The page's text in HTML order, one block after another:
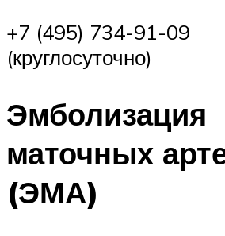
+7 (495) 734-91-09
(круглосуточно)
Эмболизация
маточных
(ЭМА)